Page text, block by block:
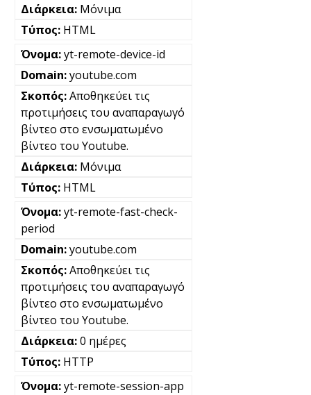
Μόνιμα
HTML
yt-remote-device-id
youtube.com
Αποθηκεύει τις
προτιμήσεις του αναπαραγωγό
βίντεο στο ενσωματωμένο
βίντεο του Youtube.
Μόνιμα
HTML
yt-remote-fast-check-
period
youtube.com
Αποθηκεύει τις
προτιμήσεις του αναπαραγωγό
βίντεο στο ενσωματωμένο
βίντεο του Youtube.
0 ημέρες
HTTP
yt-remote-session-app